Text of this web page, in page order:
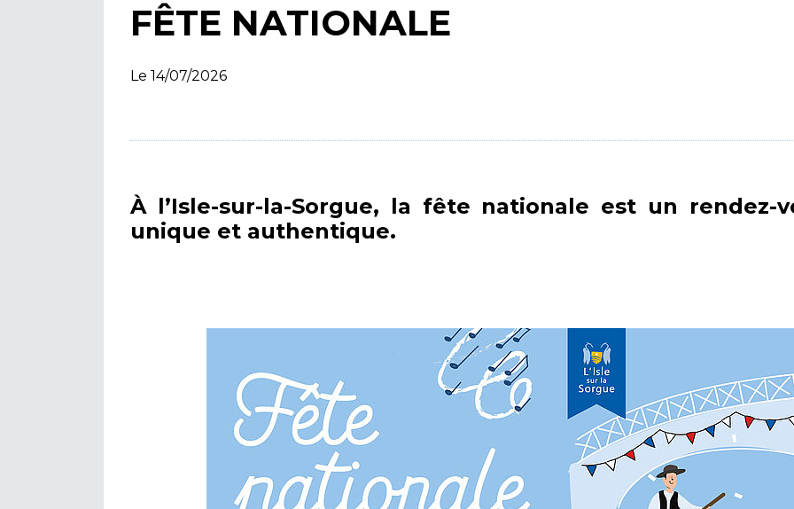
FÊTE NATIONALE
Le 14/07/2026
À l’Isle-sur-la-Sorgue, la fête nationale est un rendez-
unique et authentique.